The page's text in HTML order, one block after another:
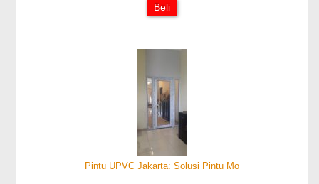
Beli
Pintu UPVC Jakarta: Solusi Pintu Mo